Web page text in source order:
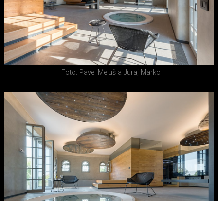
Foto: Pavel Meluš a Juraj Marko